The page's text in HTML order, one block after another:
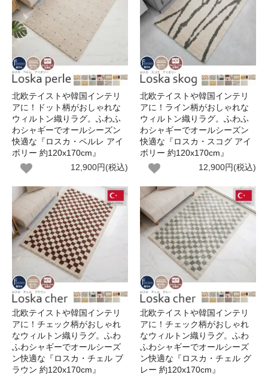
北欧テイストや韓国インテリ
アに！ドット柄がおしゃれな
ウィルトン織りラグ。ふわふ
わシャギーでオールシーズン
快適な『ロスカ・ペルレ アイ
ボリー 約120x170cm』
12,900円(税込)
北欧テイストや韓国インテリ
アに！ライン柄がおしゃれな
ウィルトン織りラグ。ふわふ
わシャギーでオールシーズン
快適な『ロスカ・スコグ アイ
ボリー 約120x170cm』
12,900円(税込)
北欧テイストや韓国インテリ
アに！チェック柄がおしゃれ
なウィルトン織りラグ。ふわ
ふわシャギーでオールシーズ
ン快適な『ロスカ・チェル ブ
ラウン 約120x170cm』
北欧テイストや韓国インテリ
アに！チェック柄がおしゃれ
なウィルトン織りラグ。ふわ
ふわシャギーでオールシーズ
ン快適な『ロスカ・チェル グ
レー 約120x170cm』